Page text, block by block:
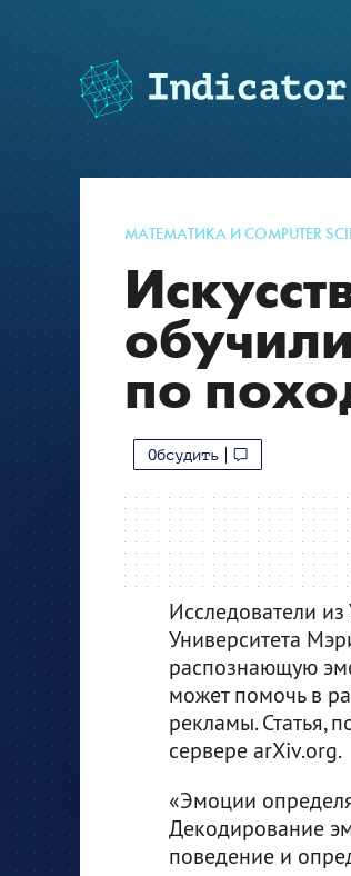
МАТЕМАТИКА И COMPUTER
по
Обсудить
Исследователи
Университета
распознающую
может помочь в
рекламы. Статья,
сервере arXiv.org.
«Эмоции
Декодирование
поведение и